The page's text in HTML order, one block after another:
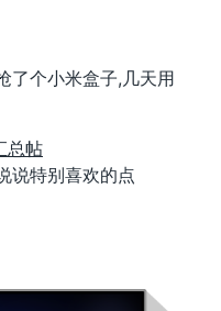
了个小米盒子,几天用
总帖
说特别喜欢的点